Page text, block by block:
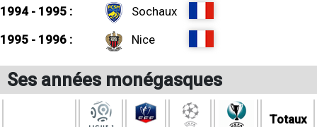
1994 - 1995 :
Sochaux
1995 - 1996 :
Nice
Ses années monégasques
Totaux